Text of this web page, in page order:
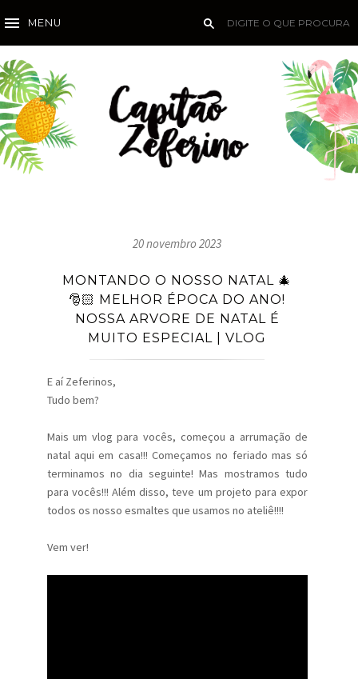
MENU
20 novembro 2023
MONTANDO O NOSSO NATAL 🎄
🎅🏻 MELHOR ÉPOCA DO ANO!
NOSSA ARVORE DE NATAL É
MUITO ESPECIAL | VLOG
E aí Zeferinos,
Tudo bem?
Mais um vlog para vocês, começou a arrumação de
natal aqui em casa!!! Começamos no feriado mas só
terminamos no dia seguinte! Mas mostramos tudo
para vocês!!! Além disso, teve um projeto para expor
todos os nosso esmaltes que usamos no ateliê!!!!
Vem ver!